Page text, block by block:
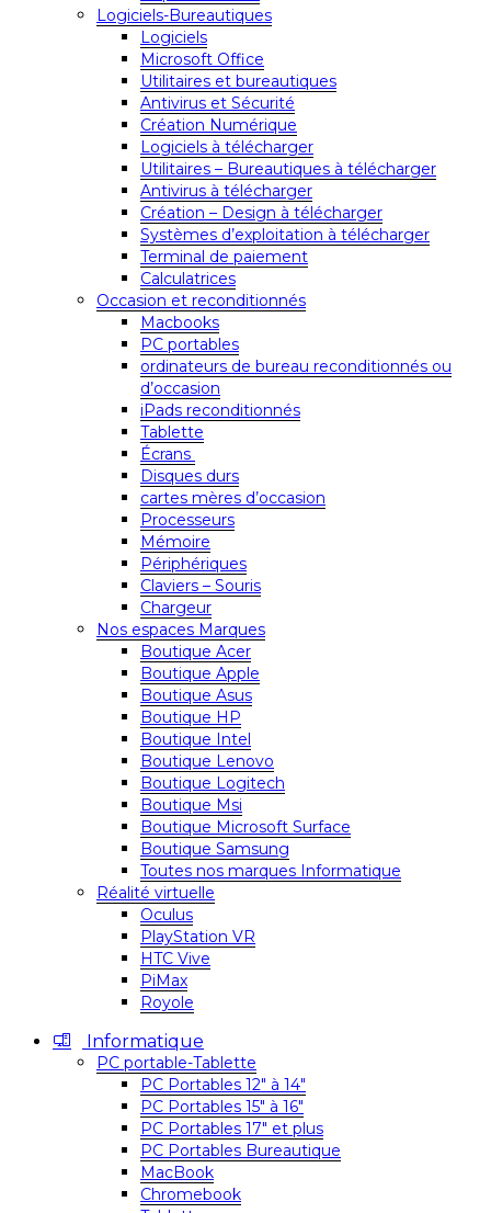
Logiciels-Bureautiques
Logiciels
Microsoft Office
Utilitaires et bureautiques
Antivirus et Sécurité
Création Numérique
Logiciels à télécharger
Utilitaires – Bureautiques à télécharger
Antivirus à télécharger
Création – Design à télécharger
Systèmes d’exploitation à télécharger
Terminal de paiement
Calculatrices
Occasion et reconditionnés
Macbooks
PC portables
ordinateurs de bureau reconditionnés ou
d’occasion
iPads reconditionnés
Tablette
Écrans
Disques durs
cartes mères d’occasion
Processeurs
Mémoire
Périphériques
Claviers – Souris
Chargeur
Nos espaces Marques
Boutique Acer
Boutique Apple
Boutique Asus
Boutique HP
Boutique Intel
Boutique Lenovo
Boutique Logitech
Boutique Msi
Boutique Microsoft Surface
Boutique Samsung
Toutes nos marques Informatique
Réalité virtuelle
Oculus
PlayStation VR
HTC Vive
PiMax
Royole
Informatique
PC portable-Tablette
PC Portables 12″ à 14″
PC Portables 15″ à 16″
PC Portables 17″ et plus
PC Portables Bureautique
MacBook
Chromebook